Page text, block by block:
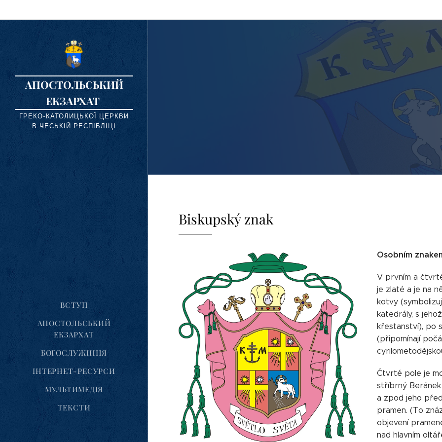
АПОСТОЛЬСЬКИЙ
ЕКЗАРХАТ
ГРЕКО-КАТОЛИЦЬКОЇ ЦЕРКВИ
В ЧЕСЬКІЙ РЕСПІБЛІЦІ
ВСТУП
АПОСТОЛЬСЬКИЙ
ЕКЗАРХАТ
БОГОСЛУЖІННЯ
ІНТЕРНЕТ-РЕСУРСИ
МУЛЬТИМЕДІЯ
ТЕКСТИ
Biskupský znak
Osobním
V prvním a
je zlaté a je na
kotvy
katedrály, s
křestanství), po
(připomínají
Čtvrté pole je
stříbrný
a zpod jeho
pramen. (To
objevení
nad hlavním